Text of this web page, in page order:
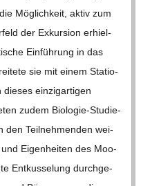
Mög­lich­keit, aktiv zum
der Exkur­sion erhiel­
Ein­füh­rung in das
sie mit einem Sta­tio­
die­ses ein­zig­ar­ti­gen
zudem Bio­­­lo­­gie-Stu­­die­­
den Teil­neh­men­den wei­
Eigen­hei­ten des Moo­
Ent­kus­se­lung durch­ge­